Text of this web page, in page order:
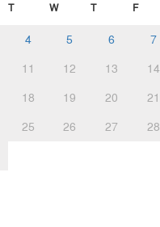
T W T F
4 5 6
7
11 12 13
14
18 19 20
21
25 26 27
28